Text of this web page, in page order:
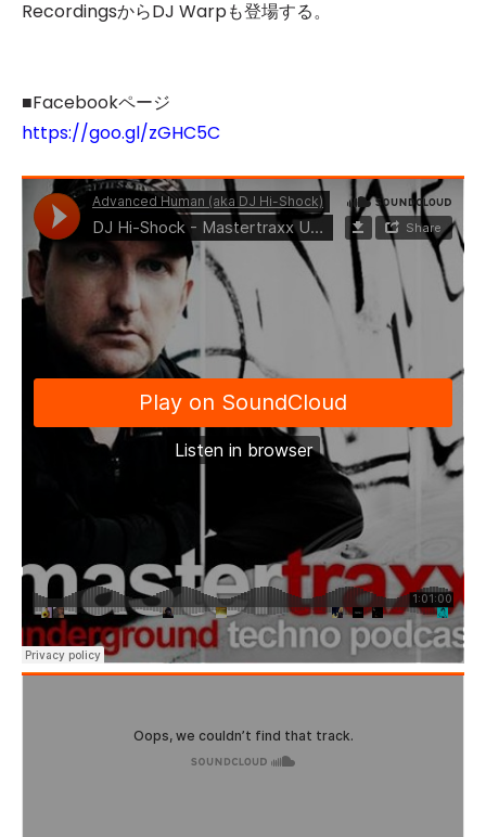
RecordingsからDJ Warpも登場する。
■Facebookページ
https://goo.gl/zGHC5C